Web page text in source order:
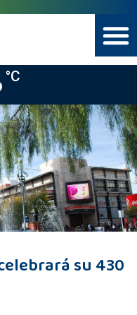
°C
su 430